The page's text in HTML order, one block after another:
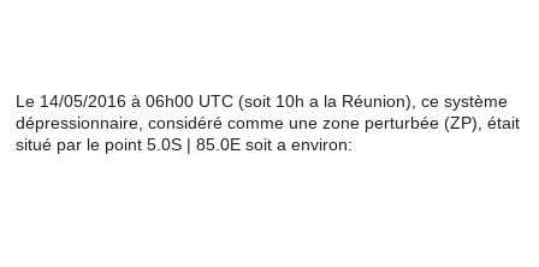
Le 14/05/2016 à 06h00 UTC (soit 10h a la Réunion), ce système
dépressionnaire, considéré comme une zone perturbée (ZP), était
situé par le point 5.0S | 85.0E soit a environ: